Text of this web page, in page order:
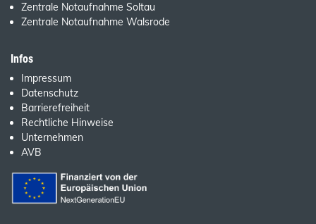
Zentrale Notaufnahme Soltau
Zentrale Notaufnahme Walsrode
Infos
Impressum
Datenschutz
Barrierefreiheit
Rechtliche Hinweise
Unternehmen
AVB